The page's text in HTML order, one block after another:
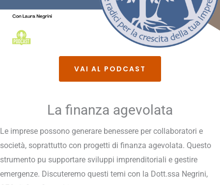
VAI AL PODCAST
La finanza agevolata
Le imprese possono generare benessere per collaboratori e
società, soprattutto con progetti di finanza agevolata. Questo
strumento pu supportare sviluppi imprenditoriali e gestire
emergenze. Discuteremo questi temi con la Dott.ssa Negrini,